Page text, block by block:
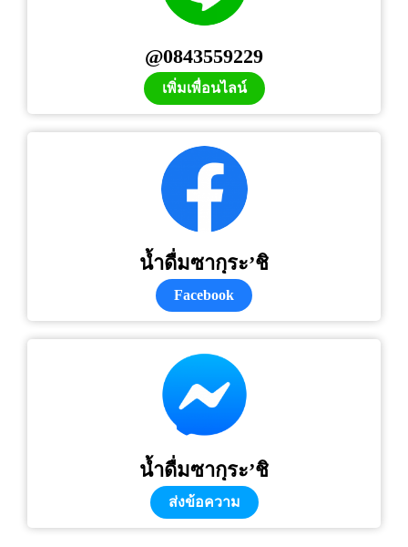
@0843559229
เพิ่มเพื่อนไลน์
น้ำดื่มซากุระ’ชิ
Facebook
น้ำดื่มซากุระ’ชิ
ส่งข้อความ